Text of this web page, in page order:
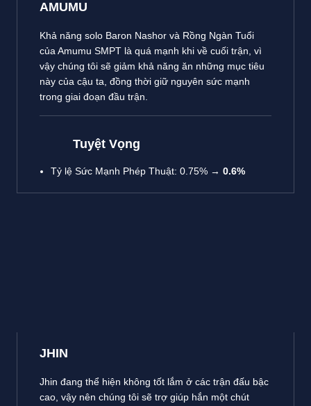
AMUMU
Khả năng solo Baron Nashor và Rồng Ngàn Tuổi
của Amumu SMPT là quá mạnh khi về cuối trận, vì
vậy chúng tôi sẽ giảm khả năng ăn những mục tiêu
này của cậu ta, đồng thời giữ nguyên sức mạnh
trong giai đoạn đầu trận.
Tuyệt Vọng
Tỷ lệ Sức Mạnh Phép Thuật: 0.75% → 0.6%
JHIN
Jhin đang thể hiện không tốt lắm ở các trận đấu bậc
cao, vậy nên chúng tôi sẽ trợ giúp hắn một chút